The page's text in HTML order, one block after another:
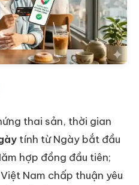
thai sản, thời gian
tính từ Ngày bắt đầu
hợp đồng đầu tiên;
Nam chấp thuận yêu